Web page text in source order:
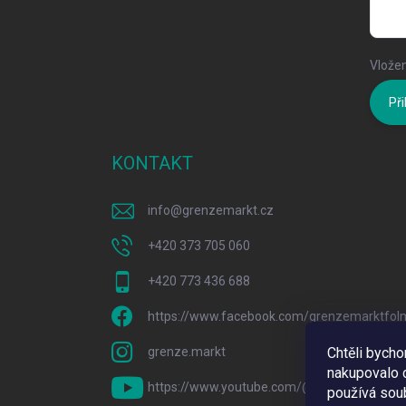
Chtěli
nakupovalo
používá
KONTAKT
info@grenzemarkt.cz
+420 373 705 060
+420 773 436 688
https://www.facebook.com/
grenze.markt
https://www.youtube.com/@GrenzeMarkt